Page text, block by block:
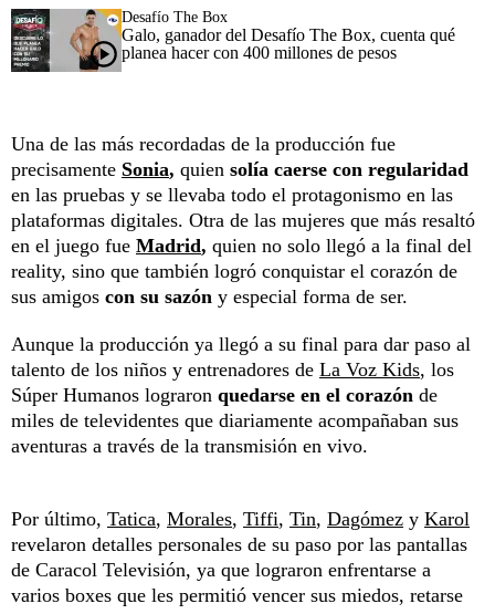
Desafío The Box
Galo, ganador del Desafío The Box, cuenta qué
planea hacer con 400 millones de pesos
Una de las más recordadas de la producción fue
precisamente Sonia, quien solía caerse con regularidad
en las pruebas y se llevaba todo el protagonismo en las
plataformas digitales. Otra de las mujeres que más resaltó
en el juego fue Madrid, quien no solo llegó a la final del
reality, sino que también logró conquistar el corazón de
sus amigos con su sazón y especial forma de ser.
Aunque la producción ya llegó a su final para dar paso al
talento de los niños y entrenadores de La Voz Kids, los
Súper Humanos lograron quedarse en el corazón de
miles de televidentes que diariamente acompañaban sus
aventuras a través de la transmisión en vivo.
Por último, Tatica, Morales, Tiffi, Tin, Dagómez y Karol
revelaron detalles personales de su paso por las pantallas
de Caracol Televisión, ya que lograron enfrentarse a
varios boxes que les permitió vencer sus miedos, retarse